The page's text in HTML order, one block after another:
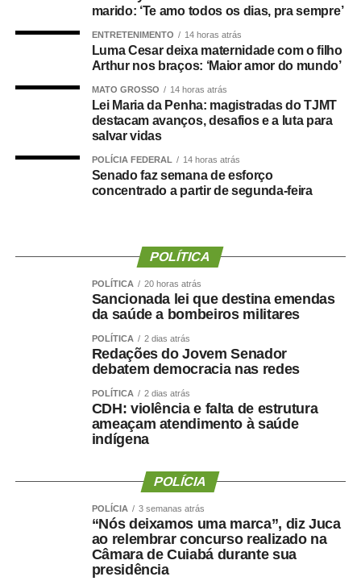
A medida com vencimento próximo é a MP 1.351/2026,
que prevê subvenção econômica de R$ 330 milhões para
empresas importadoras de gás liquefeito de petróleo, o
gás de cozinha. A medida integra o pacote do governo
para a contenção dos impactos nos preços do petróleo e
de seus derivados causados pela guerra dos Estados
Unidos e Israel contra o Irã. O prazo para votação termina
no dia 25 de agosto.
créditos extraordinários para apoiar famílias atingidas por
) e em Pernambuco e na Paraíba (
), além de ações de combate a incêndios
MP 1.367/2026
As MPs que liberam créditos extraordinários em
situações de urgência permitem o uso dos recursos de
imediato. Ainda assim, o Congresso Nacional deve
analisar cada medida provisória no máximo em 120 dias.
Se aprovada, ela se converte em lei, o que mantém o
contrário, o governo federal dispõe dos valores apenas
durante o tempo de vigência da medida provisória.
Comissões
Três comissões já divulgaram as pautas das reuniões
marido: ‘Te amo todos os dias, pra sempre’
ENTRETENIMENTO 14 horas atrás
Luma Cesar deixa maternidade com o filho
Arthur nos braços: ‘Maior amor do mundo’
MATO GROSSO 14 horas atrás
Lei Maria da Penha: magistradas do TJMT
destacam avanços, desafios e a luta para
salvar vidas
POLÍCIA FEDERAL 14 horas atrás
Senado faz semana de esforço
concentrado a partir de segunda-feira
POLÍTICA
POLÍTICA 20 horas atrás
Sancionada lei que destina emendas
da saúde a bombeiros militares
POLÍTICA 2 dias atrás
Redações do Jovem Senador
debatem democracia nas redes
POLÍTICA 2 dias atrás
CDH: violência e falta de estrutura
ameaçam atendimento à saúde
indígena
POLÍCIA
POLÍCIA 3 semanas atrás
“Nós deixamos uma marca”, diz Juca
ao relembrar concurso realizado na
Câmara de Cuiabá durante sua
presidência